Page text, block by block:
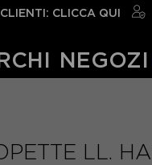
CLICCA QUI
NEGOZI
LL.